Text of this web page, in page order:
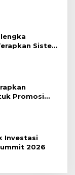
Sistem
Promosi
Investasi
2026